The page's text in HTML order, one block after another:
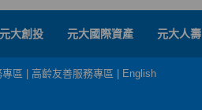
元大創投 元大國際資產 元大人壽
區 高齡友善服務專區 English